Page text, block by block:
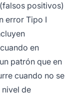
(falsos positivos)
error Tipo I
en
patrón que en
cuando no se
nivel de